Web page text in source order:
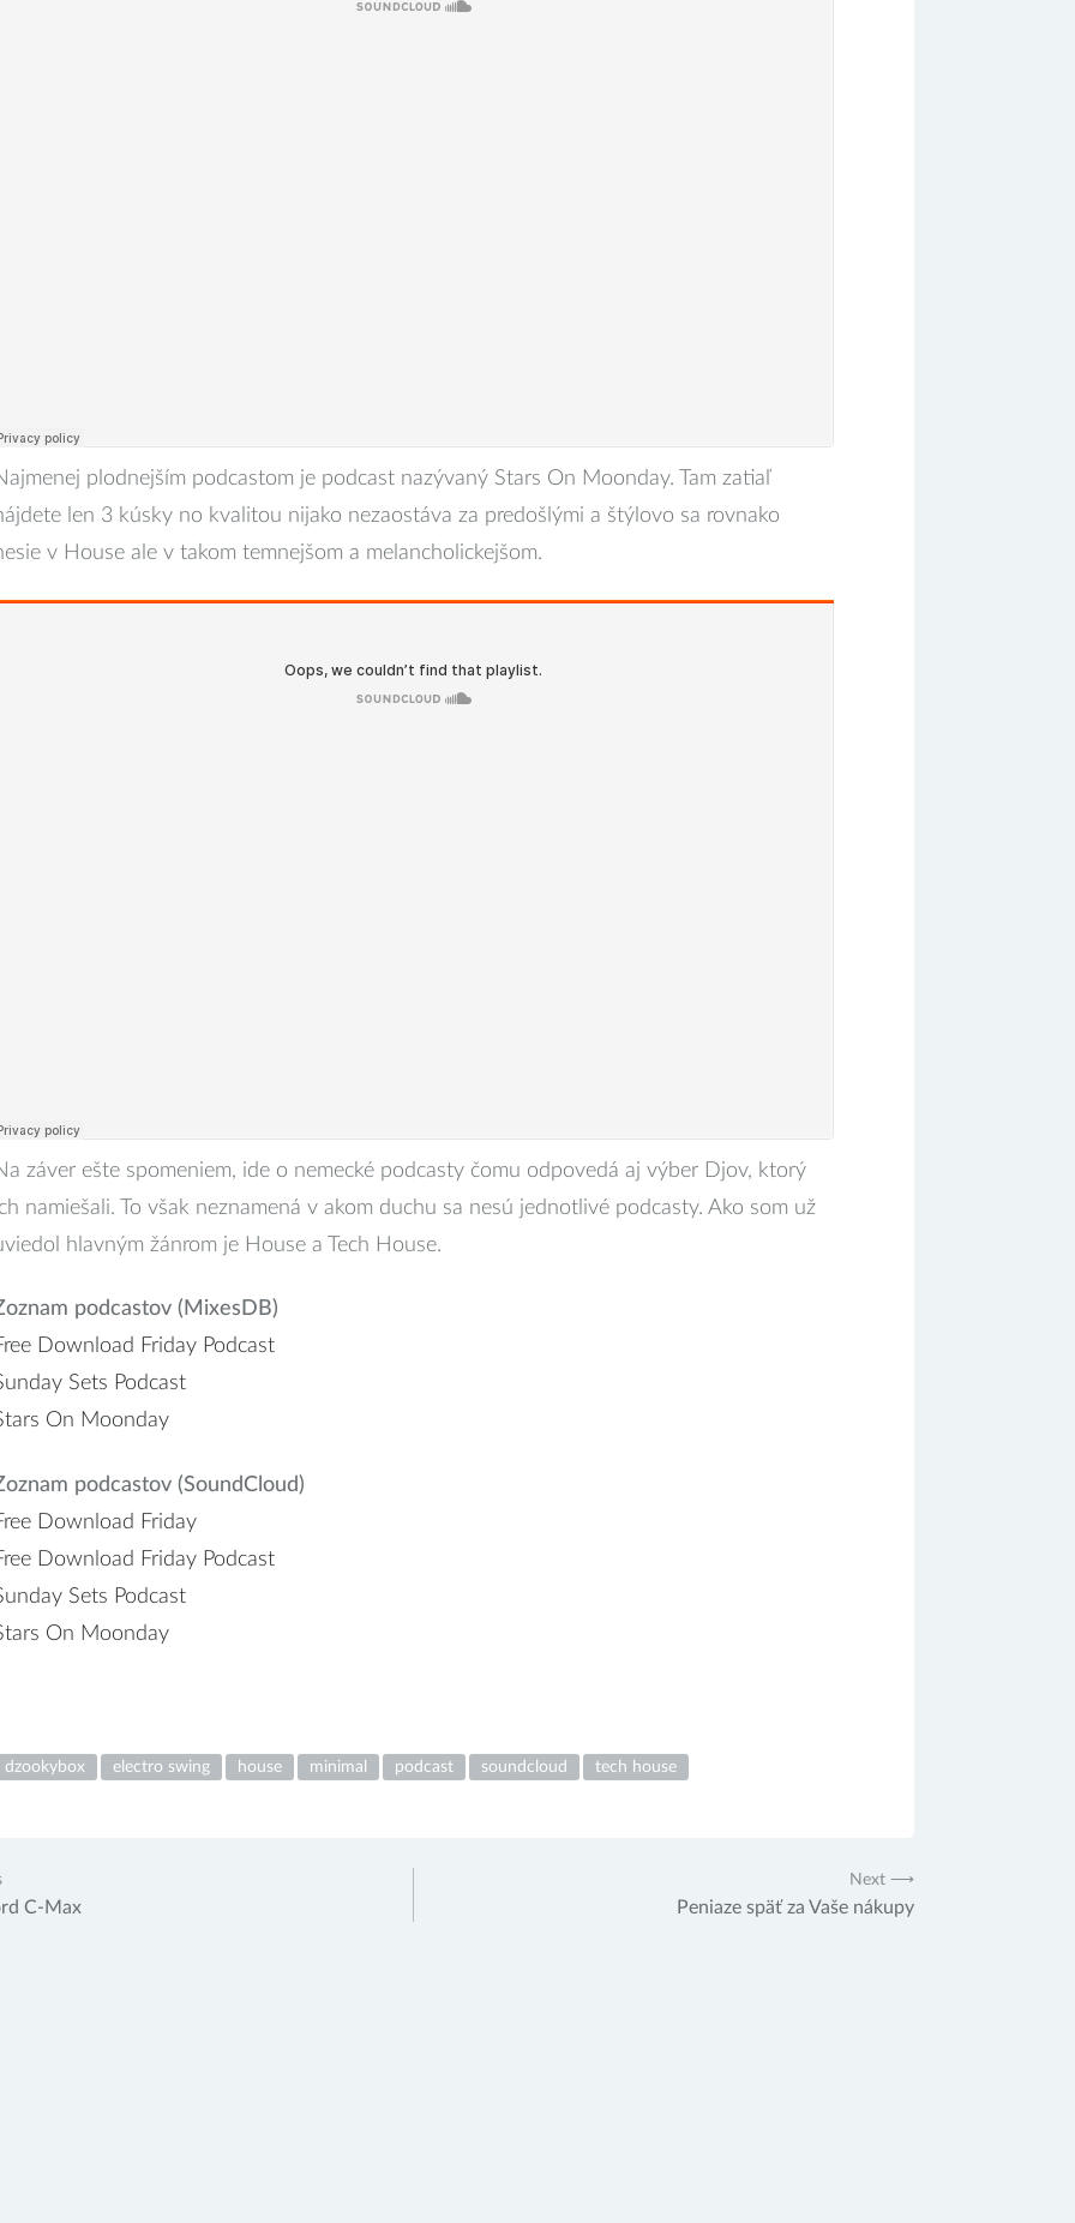
plodnejším podcastom je podcast nazývaný Stars On Moonday. Tam zatiaľ
len 3 kúsky no kvalitou nijako nezaostáva za predošlými a štýlovo sa rovnako
v House ale v takom temnejšom a melancholickejšom.
záver ešte spomeniem, ide o nemecké podcasty čomu odpovedá aj výber Djov, ktorý
namiešali. To však neznamená v akom duchu sa nesú jednotlivé podcasty. Ako som už
hlavným žánrom je House a Tech House.
podcastov (MixesDB)
Download Friday Podcast
Sets Podcast
On Moonday
podcastov (SoundCloud)
Download Friday
Download Friday Podcast
Sets Podcast
On Moonday
dzookybox electro swing house minimal podcast soundcloud tech house
C-Max
Next ⟶
Peniaze späť za Vaše nákupy